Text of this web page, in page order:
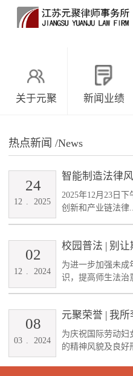
关于元聚 新闻业绩
热点新闻 /News
智能制造法律
2025年12月23日
创新和产业链法律
12 . 2025
24
校园普法 | 别
为进一步加强未成
识，提高师生法治
12 2024
02
元聚荣誉 | 我
为庆祝国际劳动妇
的精神风貌及良好
03 2024
08